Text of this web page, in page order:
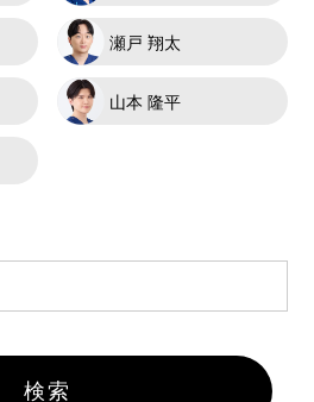
瀬戸 翔太
山本 隆平